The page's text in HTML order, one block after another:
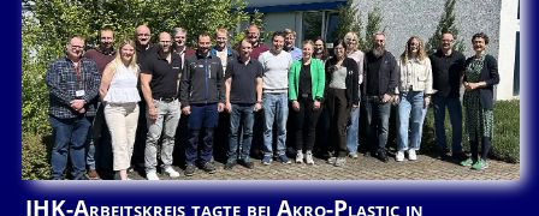
IHK-Arbeitskreis tagte bei Akro-Plastic in